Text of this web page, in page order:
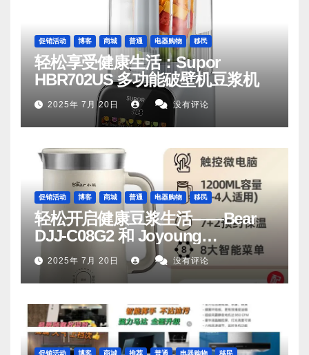
促销活动 博客 商城 普通 电器购物 移民
轻松享受健康生活：Supor
HBR702US 多功能破壁机豆浆机
2025年 7月 20日 没有评论
促销活动 博客 商城 普通 电器购物 移民
轻松开启健康豆浆生活——Bear
DJJ‑C08G2 和 Joyoung
DJ06M‑D53，你值得拥有
2025年 7月 20日 没有评论
促销活动 博客 商城 推荐 普通 电器购物 移民